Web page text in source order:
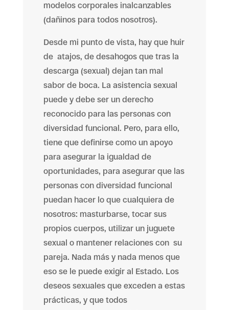
modelos corporales inalcanzables
(dañinos para todos nosotros).
Desde mi punto de vista, hay que huir
de atajos, de desahogos que tras la
descarga (sexual) dejan tan mal
sabor de boca. La asistencia sexual
puede y debe ser un derecho
reconocido para las personas con
diversidad funcional. Pero, para ello,
tiene que definirse como un apoyo
para asegurar la igualdad de
oportunidades, para asegurar que las
personas con diversidad funcional
puedan hacer lo que cualquiera de
nosotros: masturbarse, tocar sus
propios cuerpos, utilizar un juguete
sexual o mantener relaciones con su
pareja. Nada más y nada menos que
eso se le puede exigir al Estado. Los
deseos sexuales que exceden a estas
prácticas, y que todos